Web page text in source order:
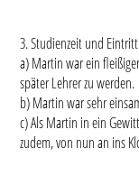
3. Studienzeit und
a) Martin war ein
später Lehrer zu werden.
b) Martin war sehr
c) Als Martin in ein
zudem, von nun an ins